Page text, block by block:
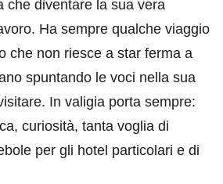
che diventare la sua vera
Ha sempre qualche viaggio
che non riesce a star ferma a
spuntando le voci nella sua
In valigia porta sempre:
curiosità, tanta voglia di
per gli hotel particolari e di